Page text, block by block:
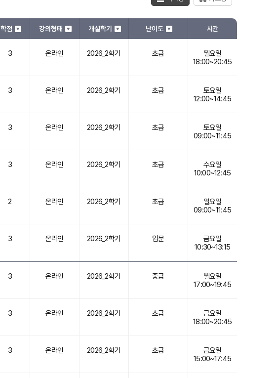
학점 강의형태 개설학기 난이도 시간
3 온라인 2026_2학기 초급
월요일
18:00~20:45
3 온라인 2026_2학기 초급
토요일
12:00~14:45
3 온라인 2026_2학기 초급
토요일
09:00~11:45
3 온라인 2026_2학기 초급
수요일
10:00~12:45
2 온라인 2026_2학기 초급
일요일
09:00~11:45
3 온라인 2026_2학기 입문
금요일
10:30~13:15
3 온라인 2026_2학기 중급
월요일
17:00~19:45
3 온라인 2026_2학기 초급
금요일
18:00~20:45
3 온라인 2026_2학기 초급
금요일
15:00~17:45